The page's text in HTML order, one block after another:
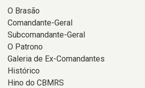
O Brasão
Comandante-Geral
Subcomandante-Geral
O Patrono
Galeria de Ex-Comandantes
Histórico
Hino do CBMRS